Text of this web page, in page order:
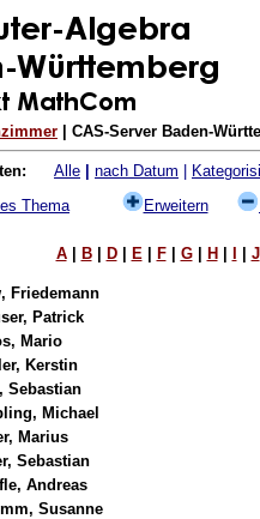
| CAS-Server Baden-
Alle nach Datum
Thema
Erweitern
A| B| D| E| F| G| H J
Friedemann
Patrick
Mario
Kerstin
Sebastian
Michael
Marius
Sebastian
Andreas
Susanne